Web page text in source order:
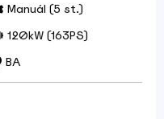
Manuál (5 st.)
120kW (163PS)
BA